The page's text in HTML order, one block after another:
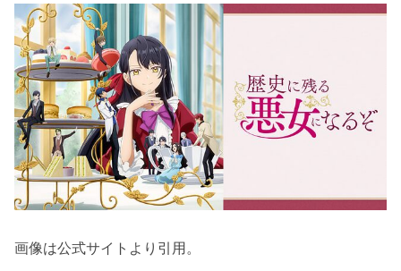
画像は公式サイトより引用。